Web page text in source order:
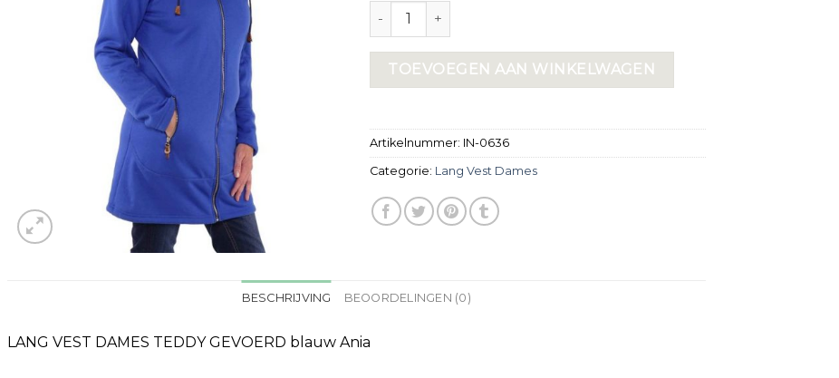
lang vest dames aantal
TOEVOEGEN AAN WINKELWAGEN
Artikelnummer: IN-0636
Categorie: Lang Vest Dames
BESCHRIJVING BEOORDELINGEN (0)
LANG VEST DAMES TEDDY GEVOERD blauw Ania